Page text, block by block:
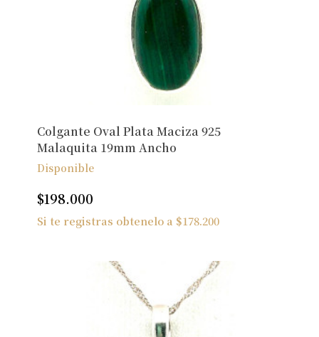
Colgante Oval Plata Maciza 925
Malaquita 19mm Ancho
Disponible
$198.000
Si te registras obtenelo a $178.200